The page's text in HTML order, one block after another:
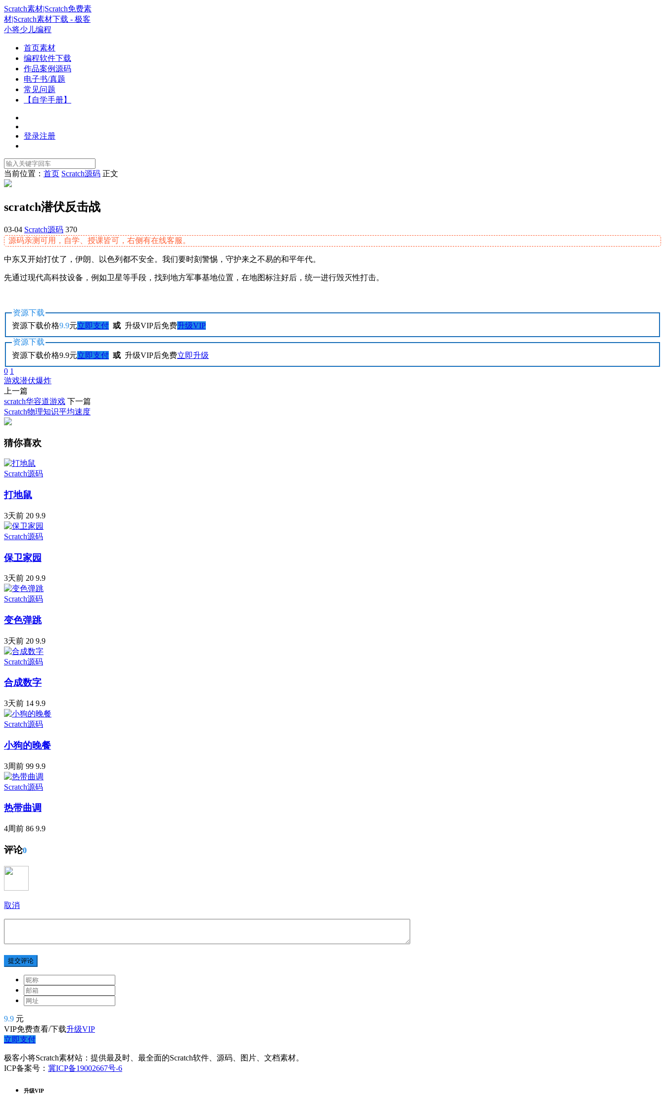
Scratch素材|Scratch免费素
材|Scratch素材下载 - 极客
小将少儿编程
首页素材
编程软件下载
作品案例源码
电子书/真题
常见问题
【自学手册】
登录注册
当前位置： 首页 Scratch源码 正文
scratch潜伏反击战
03-04 Scratch源码 370
源码亲测可用，自学、授课皆可，右侧有在线客服。
中东又开始打仗了，伊朗、以色列都不安全。我们要时刻警惕，守护来之不易的和平年代。
先通过现代高科技设备，例如卫星等手段，找到地方军事基地位置，在地图标注好后，统一进行毁灭性打击。
资源下载
资源下载价格9.9元立即支付 或 升级VIP后免费升级VIP
资源下载
资源下载价格9.9元立即支付 或 升级VIP后免费立即升级
0 1
游戏潜伏爆炸
上一篇
scratch华容道游戏 下一篇
Scratch物理知识平均速度
猜你喜欢
Scratch源码
打地鼠
3天前 20 9.9
Scratch源码
保卫家园
3天前 20 9.9
Scratch源码
变色弹跳
3天前 20 9.9
Scratch源码
合成数字
3天前 14 9.9
Scratch源码
小狗的晚餐
3周前 99 9.9
Scratch源码
热带曲调
4周前 86 9.9
评论0
取消
提交评论
9.9 元
VIP免费查看/下载升级VIP
立即支付
极客小将Scratch素材站：提供最及时、最全面的Scratch软件、源码、图片、文档素材。
ICP备案号： 冀ICP备19002667号-6
升级VIP